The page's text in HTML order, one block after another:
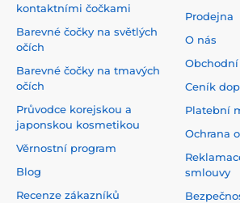
kontaktními čočkami
Barevné čočky na světlých
očích
Barevné čočky na tmavých
očích
Průvodce korejskou a
japonskou kosmetikou
Věrnostní program
Blog
Recenze zákazníků
Prodejna
O nás
Ceník
Platební
Ochrana
smlouvy